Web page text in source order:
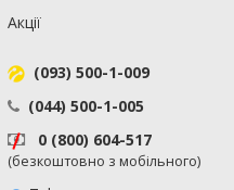
Акції
(093) 500-1-009
(044) 500-1-005
0 (800) 604-517
(безкоштовно з мобільного)